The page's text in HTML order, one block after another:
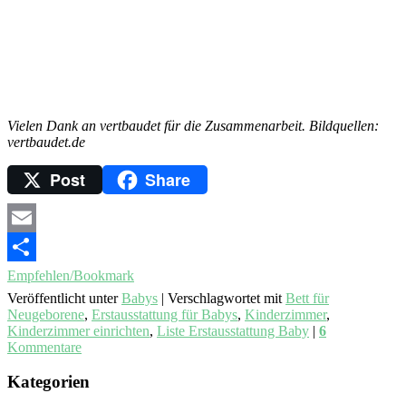
Vielen Dank an vertbaudet für die Zusammenarbeit. Bildquellen:
vertbaudet.de
Post Share
Email
Empfehlen/Bookmark
Veröffentlicht unter Babys | Verschlagwortet mit Bett für
Neugeborene, Erstausstattung für Babys, Kinderzimmer,
Kinderzimmer einrichten, Liste Erstausstattung Baby | 6
Kommentare
Kategorien